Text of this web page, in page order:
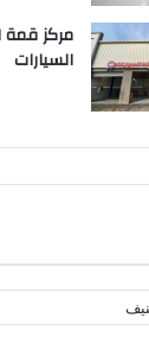
مركز قمة
السيارات